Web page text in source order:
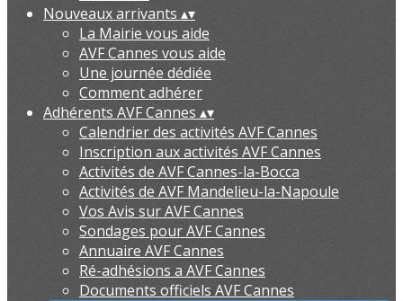
Nouveaux arrivants ▴▾
La Mairie vous aide
AVF Cannes vous aide
Une journée dédiée
Comment adhérer
Adhérents AVF Cannes ▴▾
Calendrier des activités AVF Cannes
Inscription aux activités AVF Cannes
Activités de AVF Cannes-la-Bocca
Activités de AVF Mandelieu-la-Napoule
Vos Avis sur AVF Cannes
Sondages pour AVF Cannes
Annuaire AVF Cannes
Ré-adhésions a AVF Cannes
Documents officiels AVF Cannes